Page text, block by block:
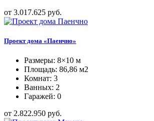
от 3.017.625 руб.
Проект дома «Паенчно»
Размеры: 8×10 м
Площадь: 86,86 м2
Комнат: 3
Ванных: 2
Гаражей: 0
от 2.822.950 руб.